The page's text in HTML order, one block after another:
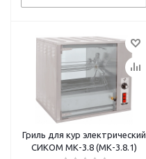
Гриль для кур электрический
СИКОМ МК-3.8 (МК-3.8.1)